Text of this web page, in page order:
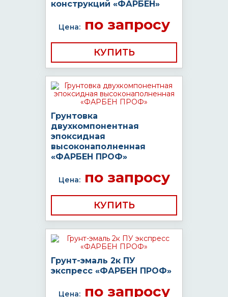
конструкций «ФАРБЕН»
Цена:по запросу
КУПИТЬ
Грунтовка
двухкомпонентная
эпоксидная
высоконаполненная
«ФАРБЕН ПРОФ»
Цена:по запросу
КУПИТЬ
Грунт-эмаль 2к ПУ
экспресс «ФАРБЕН ПРОФ»
Цена:по запросу